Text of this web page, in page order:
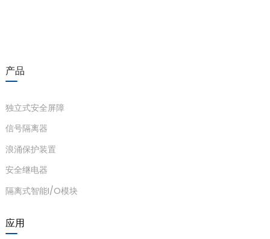
产品
独立式安全屏障
信号隔离器
浪涌保护装置
安全继电器
隔离式智能I/O模块
应用